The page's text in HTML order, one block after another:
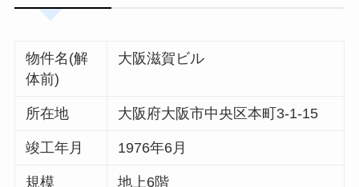
物件名(解
体前)
大阪滋賀ビル
所在地 大阪府大阪市中央区本町3-1-15
竣工年月 1976年6月
規模 地上6階